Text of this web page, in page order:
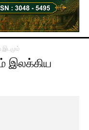
இடமும்
இலக்கிய